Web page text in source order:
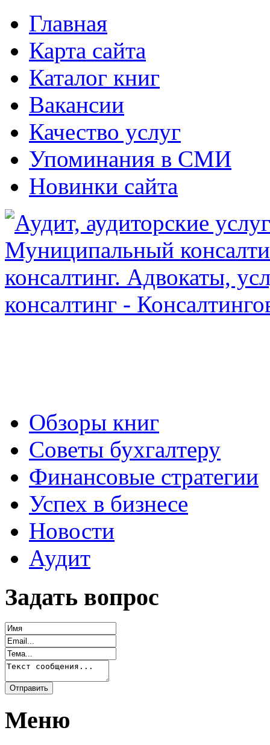
Главная
Карта сайта
Каталог книг
Вакансии
Качество услуг
Упоминания в СМИ
Новинки сайта
Обзоры книг
Советы бухгалтеру
Финансовые стратегии
Успех в бизнесе
Новости
Аудит
Задать вопрос
Меню